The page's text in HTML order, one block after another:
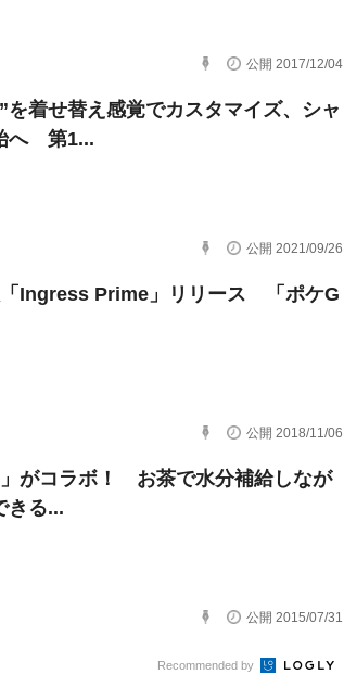
公開 2017/12/04
を着せ替え感覚でカスタマイズ、シャ
へ 第1...
公開 2021/09/26
「Ingress Prime」リリース 「ポケG
公開 2018/11/06
がコラボ！ お茶で水分補給しなが
きる...
公開 2015/07/31
Recommended by